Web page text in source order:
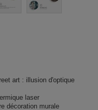
art : illusion d'optique
laser
décoration murale